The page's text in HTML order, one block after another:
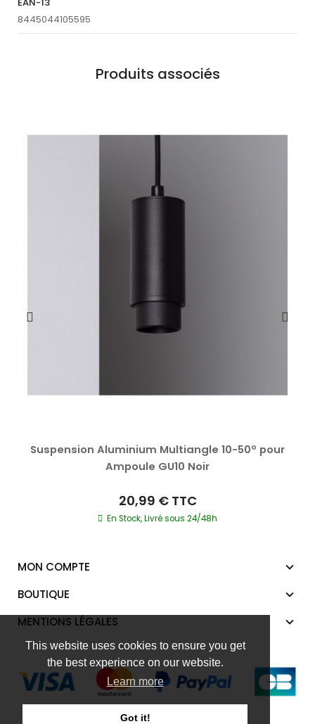
This website uses cookies to ensure you get
the best experience on our website.
Learn more
Got it!
8445044105595
Produits associés
Suspension Aluminium Multiangle 10-50º pour
Ampoule GU10 Noir
20,99 € TTC
En Stock, Livré sous 24/48h
MON COMPTE
BOUTIQUE
MENTIONS LÉGALES